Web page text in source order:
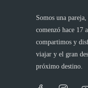
Somos una
comenzó hace 17
compartimos y
viajar y el gran
próximo destino.